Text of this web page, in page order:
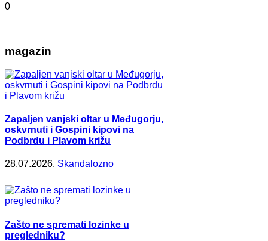
0
magazin
Zapaljen vanjski oltar u Međugorju,
oskvrnuti i Gospini kipovi na
Podbrdu i Plavom križu
28.07.2026. Skandalozno
Zašto ne spremati lozinke u
pregledniku?